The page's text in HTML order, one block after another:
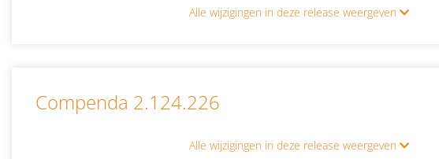
Alle wijzigingen in deze release weergeven
Compenda 2.124.226
Alle wijzigingen in deze release weergeven